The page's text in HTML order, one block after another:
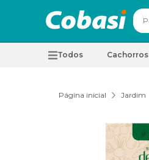
Todos Cachorros
Página inicial Jardim